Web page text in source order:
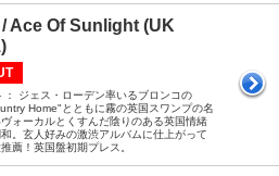
Ace Of Sunlight (UK
： ジェス・ローデン率いるブロンコの
Home"とともに霧の英国スワンプの名
ォーカルとくすんだ陰りのある英国情緒
。玄人好みの激渋アルバムに仕上がって
薦！英国盤初期プレス。